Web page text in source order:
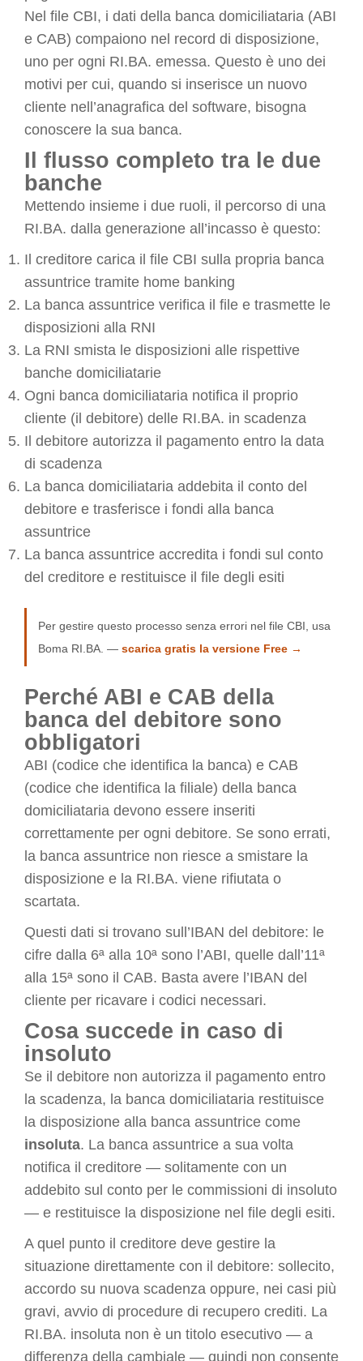
Nel file CBI, i dati della banca domiciliataria (ABI
e CAB) compaiono nel record di disposizione,
uno per ogni RI.BA. emessa. Questo è uno dei
motivi per cui, quando si inserisce un nuovo
cliente nell’anagrafica del software, bisogna
conoscere la sua banca.
Il flusso completo tra le due
banche
Mettendo insieme i due ruoli, il percorso di una
RI.BA. dalla generazione all’incasso è questo:
Il creditore carica il file CBI sulla propria banca
assuntrice tramite home banking
La banca assuntrice verifica il file e trasmette le
disposizioni alla RNI
La RNI smista le disposizioni alle rispettive
banche domiciliatarie
Ogni banca domiciliataria notifica il proprio
cliente (il debitore) delle RI.BA. in scadenza
Il debitore autorizza il pagamento entro la data
di scadenza
La banca domiciliataria addebita il conto del
debitore e trasferisce i fondi alla banca
assuntrice
La banca assuntrice accredita i fondi sul conto
del creditore e restituisce il file degli esiti
Per gestire questo processo senza errori nel file CBI, usa
Boma RI.BA. — scarica gratis la versione Free →
Perché ABI e CAB della
banca del debitore sono
obbligatori
ABI (codice che identifica la banca) e CAB
(codice che identifica la filiale) della banca
domiciliataria devono essere inseriti
correttamente per ogni debitore. Se sono errati,
la banca assuntrice non riesce a smistare la
disposizione e la RI.BA. viene rifiutata o
scartata.
Questi dati si trovano sull’IBAN del debitore: le
cifre dalla 6ª alla 10ª sono l’ABI, quelle dall’11ª
alla 15ª sono il CAB. Basta avere l’IBAN del
cliente per ricavare i codici necessari.
Cosa succede in caso di
insoluto
Se il debitore non autorizza il pagamento entro
la scadenza, la banca domiciliataria restituisce
la disposizione alla banca assuntrice come
insoluta. La banca assuntrice a sua volta
notifica il creditore — solitamente con un
addebito sul conto per le commissioni di insoluto
— e restituisce la disposizione nel file degli esiti.
A quel punto il creditore deve gestire la
situazione direttamente con il debitore: sollecito,
accordo su nuova scadenza oppure, nei casi più
gravi, avvio di procedure di recupero crediti. La
RI.BA. insoluta non è un titolo esecutivo — a
differenza della cambiale — quindi non consente